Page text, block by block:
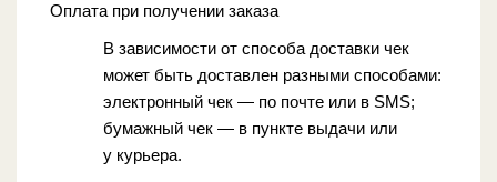
Оплата при получении заказа
В зависимости от способа доставки чек
может быть доставлен разными способами:
электронный чек — по почте или в SMS;
бумажный чек — в пункте выдачи или
у курьера.